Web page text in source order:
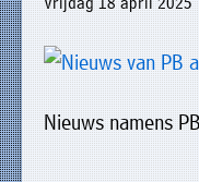
Nieuws namens PB
»
Nieuws
»
Agenda
»
dit
moment
bestaat
het
bestuur